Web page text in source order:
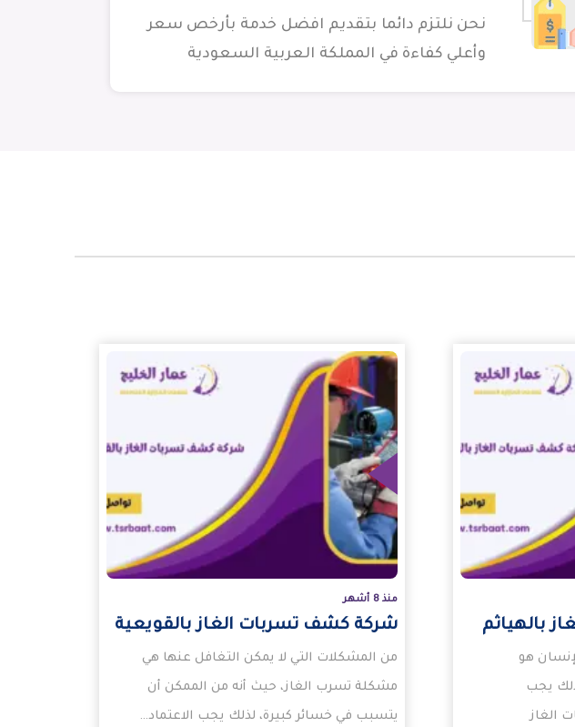
نحن نلتزم دائما بتقديم افضل خدمة بأرخص سعر
وأعلي كفاءة في المملكة العربية السعودية
بالهياثم
هو
يجب
الغاز
منذ 8 أشهر
شركة كشف تسربات الغاز بالقويعية
من المشكلات التي لا يمكن التغافل عنها هي
مشكلة تسرب الغاز، حيث أنه من الممكن أن
يتسبب في خسائر كبيرة، لذلك يجب الاعتماد…